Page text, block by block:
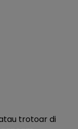
trotoar di